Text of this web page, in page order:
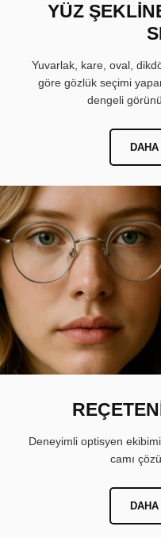
YÜZ
Yuvarlak, kare, oval,
göre gözlük seçimi
dengeli
Deneyimli optisyen
camı